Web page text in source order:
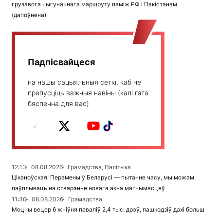
грузавога чыгуначнага маршруту паміж РФ і Пакістанам
(дапоўнена)
Падпісвайцеся
на нашы сацыяльныя сеткі, каб не
прапусціць важныя навіны (калі гэта
бяспечна для вас)
12:13 08.08.2026
Грамадства, Палітыка
Ціханоўская: Перамены ў Беларусі — пытанне часу, мы можам
паўплываць на стварэнне новага акна магчымасцяў
11:30
08.08.2026
Грамадства
Моцны вецер 6 жніўня паваліў 2,4 тыс. дрэў, пашкодзіў дахі больш